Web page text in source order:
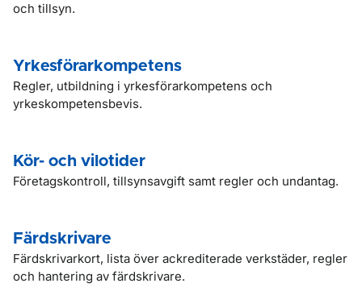
och tillsyn.
Yrkesförarkompetens
Regler, utbildning i yrkesförarkompetens och
yrkeskompetensbevis.
Kör- och vilotider
Företagskontroll, tillsynsavgift samt regler och undantag.
Färdskrivare
Färdskrivarkort, lista över ackrediterade verkstäder, regler
och hantering av färdskrivare.